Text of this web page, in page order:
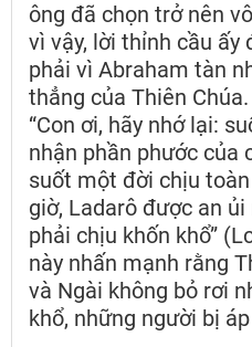
ông đã chọn trở nên
vì vậy, lời thỉnh cầu ấy
phải vì Abraham tàn
thẳng của Thiên
“Con ơi, hãy nhớ lại:
nhận phần phước của
suốt một đời chịu
giờ, Ladarô được an
phải chịu khốn khổ”
này nhấn mạnh rằng
và Ngài không bỏ rơi
khổ, những người bị